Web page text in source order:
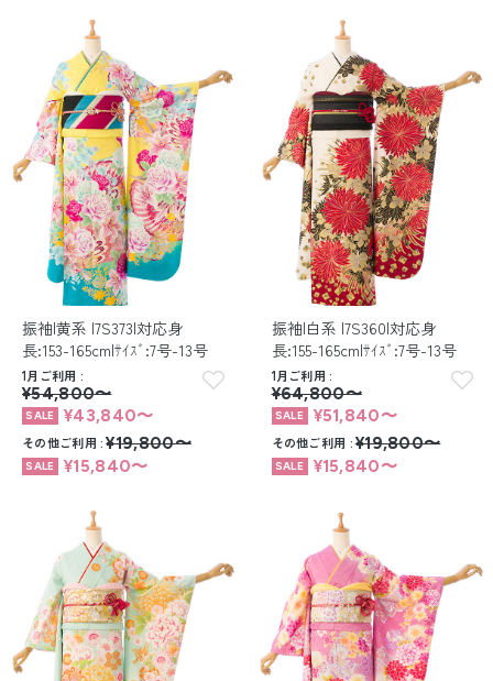
振袖|黄系 |7S373|対応身
長:153-165cm|ｻｲｽﾞ:7号-13号
1月ご利用
¥54,800〜
¥43,840〜
その他ご利用 ¥19,800〜
¥15,840〜
振袖|白系 |7S360|対応身
長:155-165cm|ｻｲｽﾞ:7号-13号
1月ご利用
¥64,800〜
¥51,840〜
その他ご利用
¥19,800〜
¥15,840〜